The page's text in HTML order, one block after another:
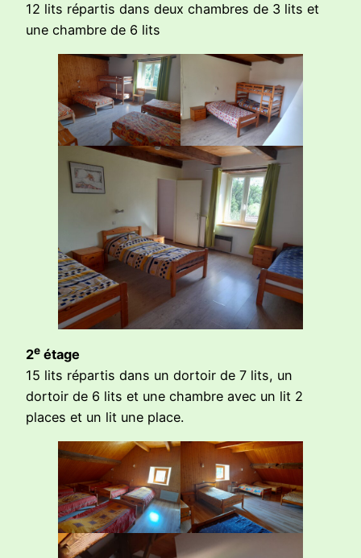
12 lits répartis dans deux chambres de 3 lits et
une chambre de 6 lits
2e étage
15 lits répartis dans un dortoir de 7 lits, un
dortoir de 6 lits et une chambre avec un lit 2
places et un lit une place.